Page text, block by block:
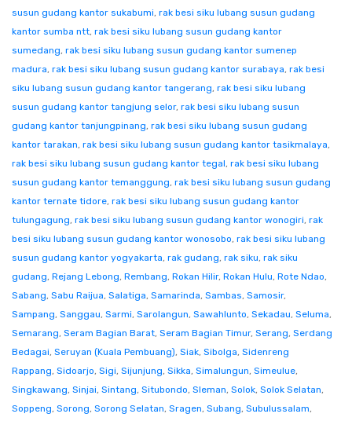
susun gudang kantor sukabumi, rak besi siku lubang susun gudang
kantor sumba ntt, rak besi siku lubang susun gudang kantor
sumedang, rak besi siku lubang susun gudang kantor sumenep
madura, rak besi siku lubang susun gudang kantor surabaya, rak besi
siku lubang susun gudang kantor tangerang, rak besi siku lubang
susun gudang kantor tangjung selor, rak besi siku lubang susun
gudang kantor tanjungpinang, rak besi siku lubang susun gudang
kantor tarakan, rak besi siku lubang susun gudang kantor tasikmalaya,
rak besi siku lubang susun gudang kantor tegal, rak besi siku lubang
susun gudang kantor temanggung, rak besi siku lubang susun gudang
kantor ternate tidore, rak besi siku lubang susun gudang kantor
tulungagung, rak besi siku lubang susun gudang kantor wonogiri, rak
besi siku lubang susun gudang kantor wonosobo, rak besi siku lubang
susun gudang kantor yogyakarta, rak gudang, rak siku, rak siku
gudang, Rejang Lebong, Rembang, Rokan Hilir, Rokan Hulu, Rote Ndao,
Sabang, Sabu Raijua, Salatiga, Samarinda, Sambas, Samosir,
Sampang, Sanggau, Sarmi, Sarolangun, Sawahlunto, Sekadau, Seluma,
Semarang, Seram Bagian Barat, Seram Bagian Timur, Serang, Serdang
Bedagai, Seruyan (Kuala Pembuang), Siak, Sibolga, Sidenreng
Rappang, Sidoarjo, Sigi, Sijunjung, Sikka, Simalungun, Simeulue,
Singkawang, Sinjai, Sintang, Situbondo, Sleman, Solok, Solok Selatan,
Soppeng, Sorong, Sorong Selatan, Sragen, Subang, Subulussalam,